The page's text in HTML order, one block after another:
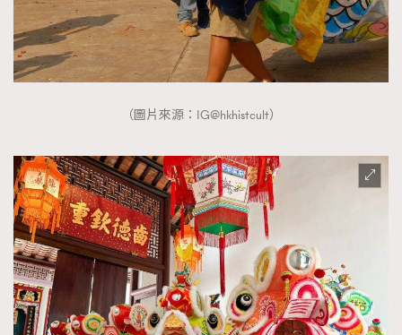
（圖片來源：IG@hkhistcult）